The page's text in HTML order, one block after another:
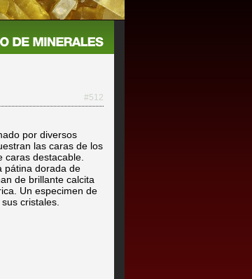
#512
por diversos
las caras de los
destacable.
pátina dorada de
de brillante calcita
Un especimen de
cristales.